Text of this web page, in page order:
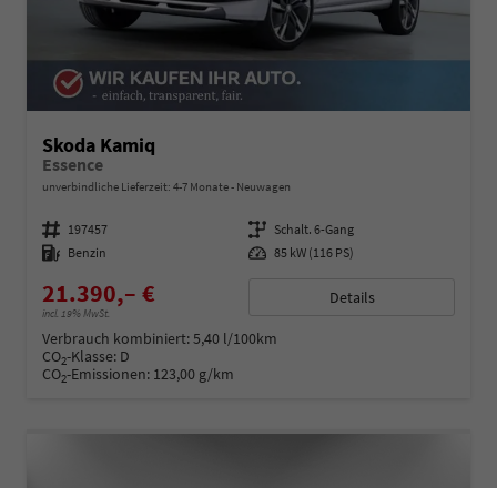
Skoda Kamiq
Essence
unverbindliche Lieferzeit: 4-7 Monate Neuwagen
Fahrzeugnummer 197457 Getriebe Schalt. 6-Gang
Kraftstoff Benzin Leistung 85 kW (116 PS)
21.390,– €
incl. 19% MwSt.
Details
Verbrauch kombiniert:5,40 l/100km
CO2-Klasse: D
CO2-Emissionen: 123,00 g/km